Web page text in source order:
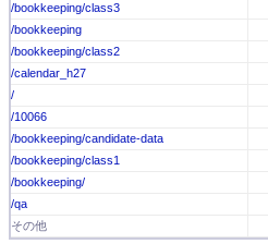
/bookkeeping/class3
/bookkeeping
/bookkeeping/class2
/calendar_h27
/
/10066
/bookkeeping/candidate-data
/bookkeeping/class1
/bookkeeping/
/qa
その他